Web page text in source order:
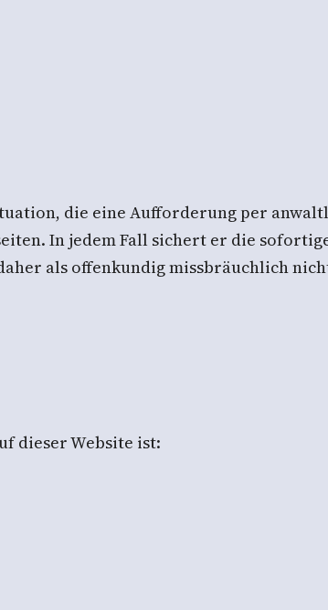
die eine Aufforderung per
In jedem Fall sichert er die
als offenkundig missbräuchlich
dieser Website ist: